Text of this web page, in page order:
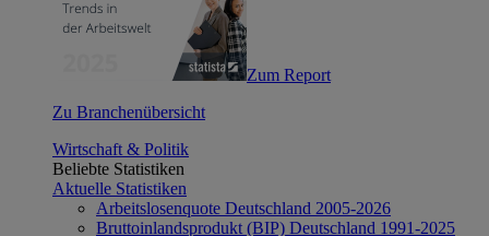
Zum Report
Zu Branchenübersicht
Wirtschaft & Politik
Beliebte Statistiken
Aktuelle Statistiken
Arbeitslosenquote Deutschland 2005-2026
Bruttoinlandsprodukt (BIP) Deutschland 1991-2025